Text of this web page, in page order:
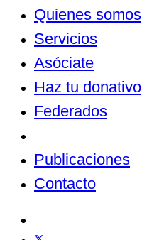
Quienes somos
Servicios
Asóciate
Haz tu donativo
Federados
Publicaciones
Contacto